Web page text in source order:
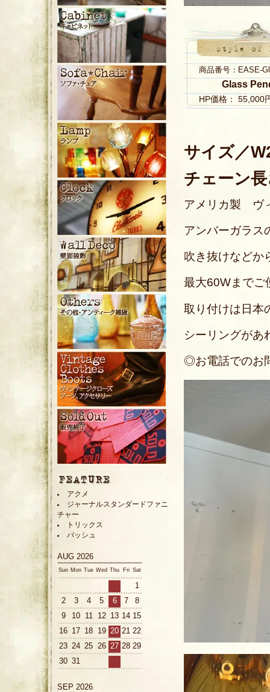
商品番号：EASE-
Glass
HP価格： 55,000
サイズ／
チェーン
アメリカ製 ヴ
アンバーガラス
吹き抜けなどか
最大60Wまでご
取り付けは日本
シーリングがあ
◎お電話でのお
アクメ
ジャーナルスタンダードファニ
チャー
トリックス
バッシュ
AUG 2026
Sun Mon Tue Wed Thu Fri Sat
1
2
3 4 5 6 7
8
9
10 11 12 13 14 15
16 17 18 19 20 21 22
23 24 25 26 27 28 29
30 31
SEP 2026